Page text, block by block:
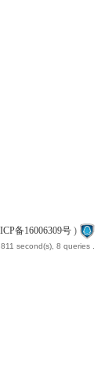
备16006309号)
second(s), 8 queries .